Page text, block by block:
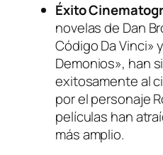
Éxito
novelas de Dan
Código Da Vinci»
Demonios», han
exitosamente al
por el personaje
películas han
más amplio.